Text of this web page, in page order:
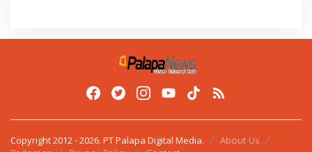
Copyright 2012 - 2026. PT Palapa Digital Media.
About Us